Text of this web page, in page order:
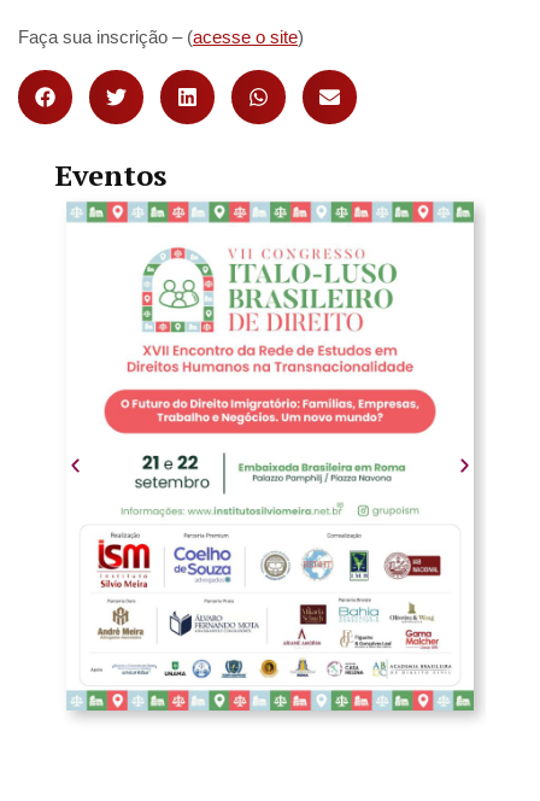
Faça sua inscrição – (acesse o site)
Eventos